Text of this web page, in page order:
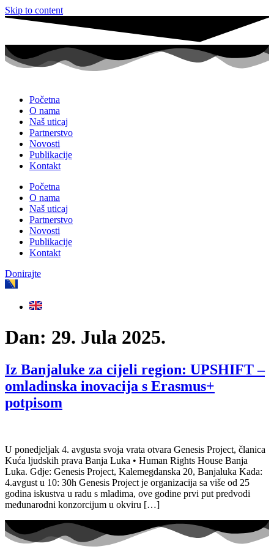
Skip to content
Početna
O nama
Naš uticaj
Partnerstvo
Novosti
Publikacije
Kontakt
Početna
O nama
Naš uticaj
Partnerstvo
Novosti
Publikacije
Kontakt
Donirajte
Dan: 29. Jula 2025.
Iz Banjaluke za cijeli region: UPSHIFT –
omladinska inovacija s Erasmus+
potpisom
U ponedjeljak 4. avgusta svoja vrata otvara Genesis Project, članica
Kuća ljudskih prava Banja Luka • Human Rights House Banja
Luka. Gdje: Genesis Project, Kalemegdanska 20, Banjaluka Kada:
4.avgust u 10: 30h Genesis Project je organizacija sa više od 25
godina iskustva u radu s mladima, ove godine prvi put predvodi
međunarodni konzorcijum u okviru […]